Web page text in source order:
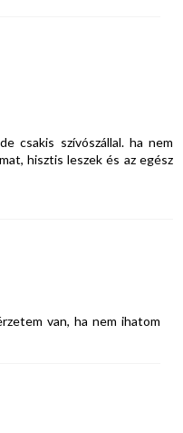
csakis szívószállal. ha nem
hisztis leszek és az egész
van, ha nem ihatom